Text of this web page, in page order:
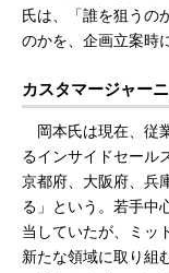
氏は、「誰を狙うの
のかを、企画立案時
カスタマージャー
岡本氏は現在、従
るインサイドセール
京都府、大阪府、兵
る」という。若手中
当していたが、ミッ
新たな領域に取り組